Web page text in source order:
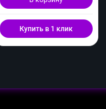
Купить в 1 клик